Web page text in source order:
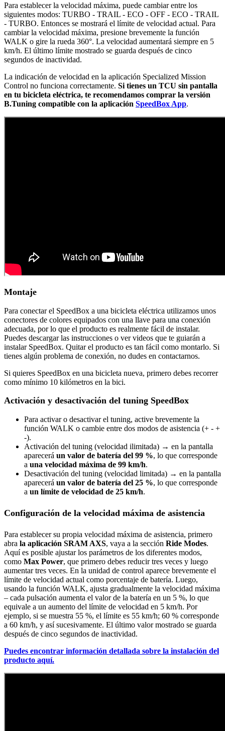
Para establecer la velocidad máxima, puede cambiar entre los
siguientes modos: TURBO - TRAIL - ECO - OFF - ECO - TRAIL
- TURBO. Entonces se mostrará el límite de velocidad actual. Para
cambiar la velocidad máxima, presione brevemente la función
WALK o gire la rueda 360°. La velocidad aumentará siempre en 5
km/h. El último límite mostrado se guarda después de cinco
segundos de inactividad.
La indicación de velocidad en la aplicación Specialized Mission
Control no funciona correctamente. Si tienes un TCU sin pantalla
en tu bicicleta eléctrica, te recomendamos comprar la versión
B.Tuning compatible con la aplicación SpeedBox App.
Montaje
Para conectar el SpeedBox a una bicicleta eléctrica utilizamos unos
conectores de colores equipados con una llave para una conexión
adecuada, por lo que el producto es realmente fácil de instalar.
Puedes descargar las instrucciones o ver videos que te guiarán a
instalar SpeedBox. Quitar el producto es tan fácil como montarlo. Si
tienes algún problema de conexión, no dudes en contactarnos.
Si quieres SpeedBox en una bicicleta nueva, primero debes recorrer
como mínimo 10 kilómetros en la bici.
Activación y desactivación del tuning SpeedBox
Para activar o desactivar el tuning, active brevemente la
función WALK o cambie entre dos modos de asistencia (+ - +
-).
Activación del tuning (velocidad ilimitada) → en la pantalla
aparecerá un valor de batería del 99 %, lo que corresponde
a una velocidad máxima de 99 km/h.
Desactivación del tuning (velocidad limitada) → en la pantalla
aparecerá un valor de batería del 25 %, lo que corresponde
a un límite de velocidad de 25 km/h.
Configuración de la velocidad máxima de asistencia
Para establecer su propia velocidad máxima de asistencia, primero
abra la aplicación SRAM AXS, vaya a la sección Ride Modes.
Aquí es posible ajustar los parámetros de los diferentes modos,
como Max Power, que primero debes reducir tres veces y luego
aumentar tres veces. En la unidad de control aparece brevemente el
límite de velocidad actual como porcentaje de batería. Luego,
usando la función WALK, ajusta gradualmente la velocidad máxima
– cada pulsación aumenta el valor de la batería en un 5 %, lo que
equivale a un aumento del límite de velocidad en 5 km/h. Por
ejemplo, si se muestra 55 %, el límite es 55 km/h; 60 % corresponde
a 60 km/h, y así sucesivamente. El último valor mostrado se guarda
después de cinco segundos de inactividad.
Puedes encontrar información detallada sobre la instalación del
producto aquí.